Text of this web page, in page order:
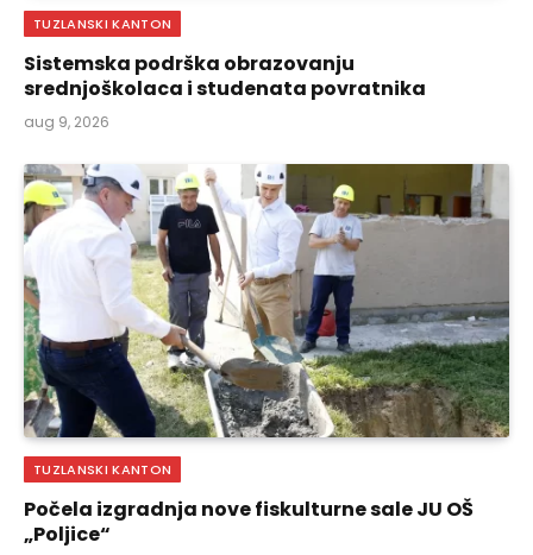
TUZLANSKI KANTON
Sistemska podrška obrazovanju
srednjoškolaca i studenata povratnika
aug 9, 2026
TUZLANSKI KANTON
Počela izgradnja nove fiskulturne sale JU OŠ
„Poljice“